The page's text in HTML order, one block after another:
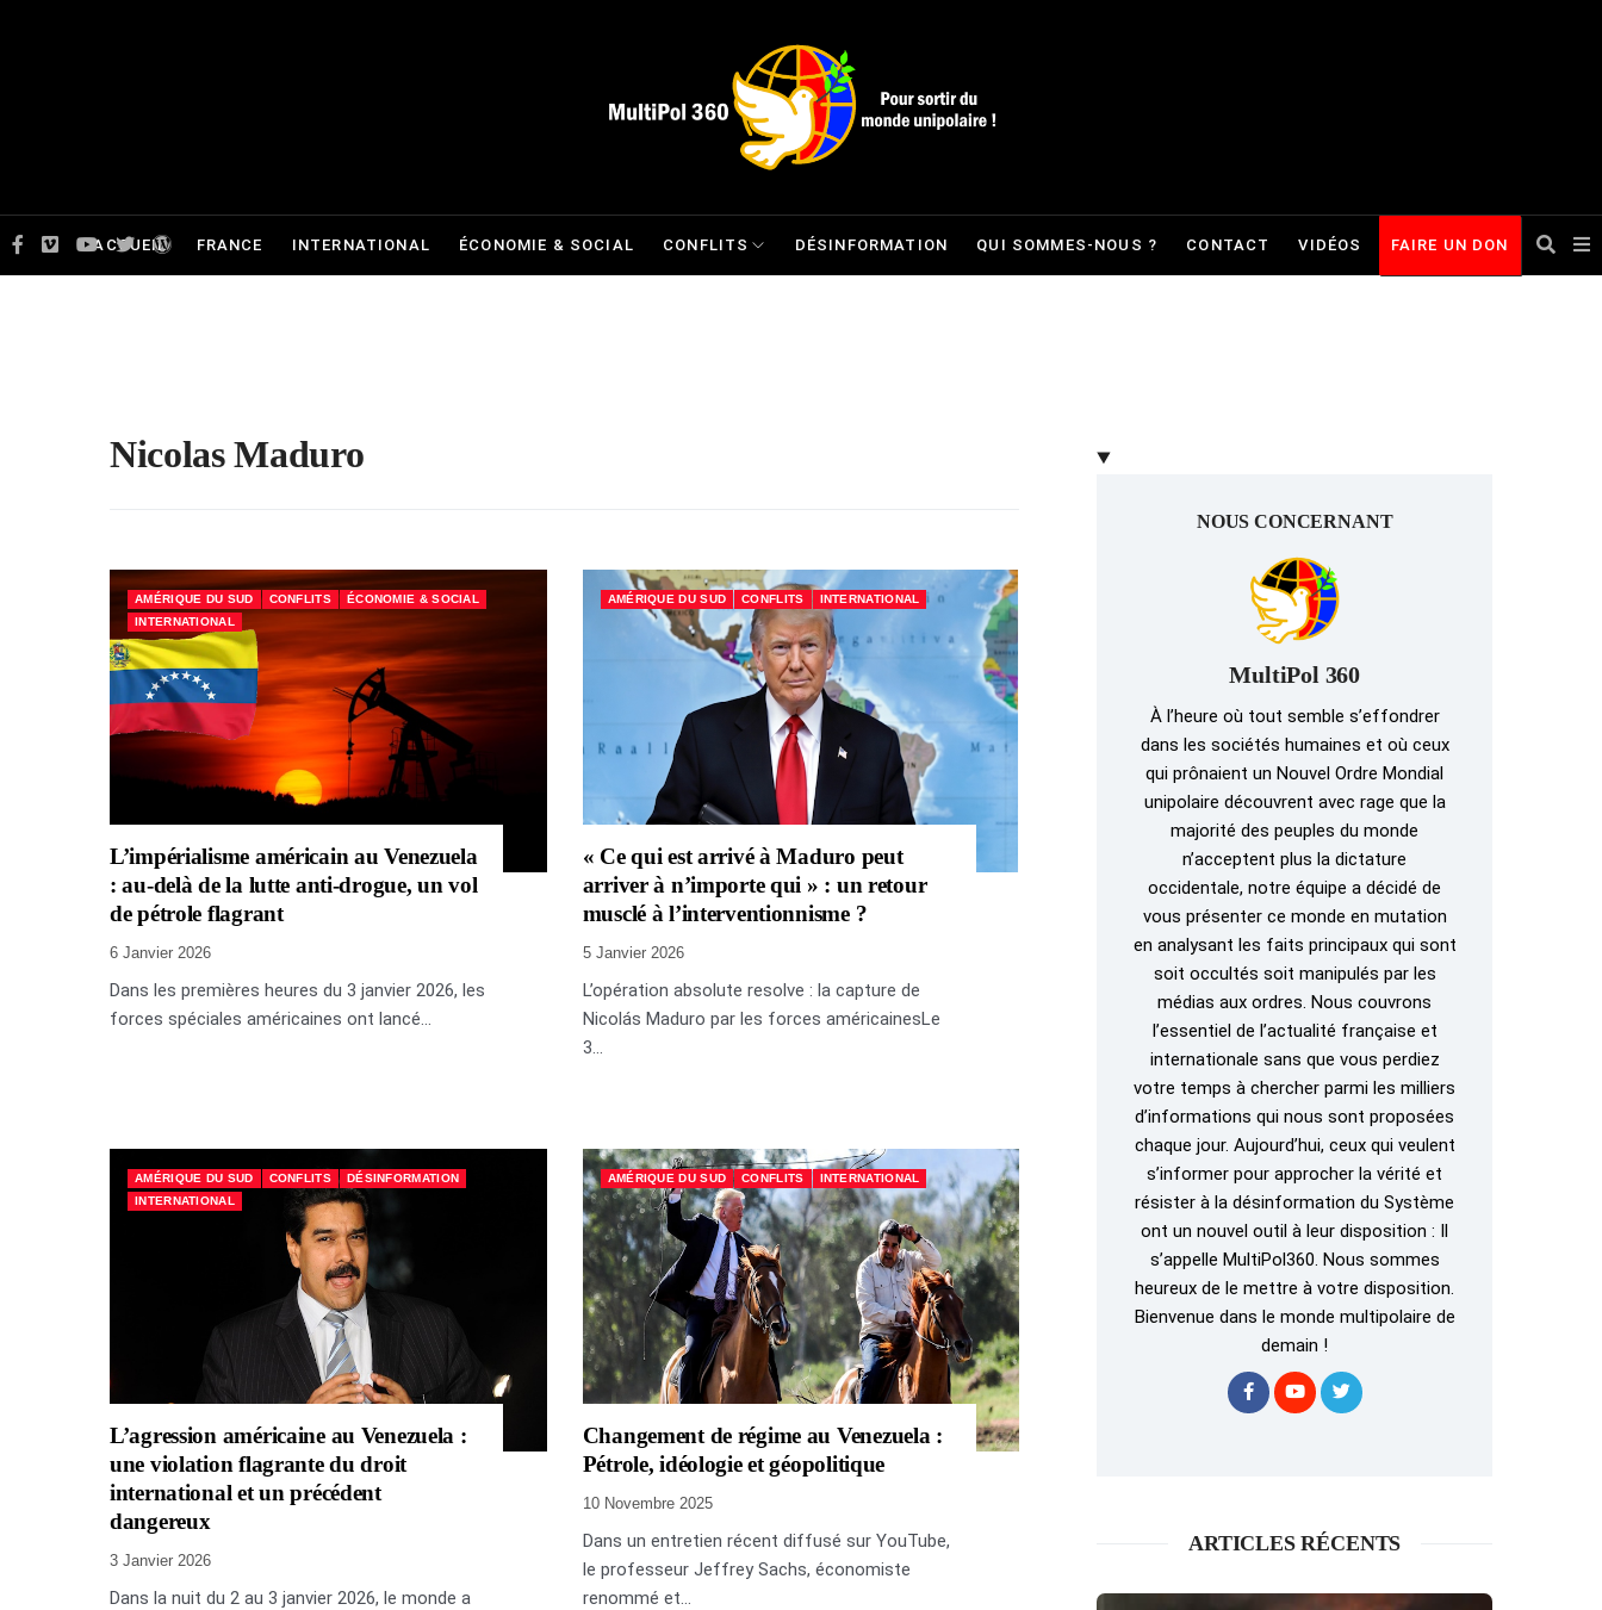
ACCUEIL FRANCE INTERNATIONAL ÉCONOMIE & SOCIAL CONFLITS DÉSINFORMATION QUI SOMMES-NOUS ? CONTACT VIDÉOS FAIRE UN DON
Nicolas Maduro
AMÉRIQUE DU SUD CONFLITS
ÉCONOMIE & SOCIAL
INTERNATIONAL
L’impérialisme américain au Venezuela
: au-delà de la lutte anti-drogue, un vol
de pétrole flagrant
6 Janvier 2026
Dans les premières heures du 3 janvier 2026, les
forces spéciales américaines ont lancé...
AMÉRIQUE DU SUD CONFLITS INTERNATIONAL
« Ce qui est arrivé à Maduro peut
arriver à n’importe qui » : un retour
musclé à l’interventionnisme ?
5 Janvier 2026
L’opération absolute resolve : la capture de
Nicolás Maduro par les forces américainesLe
3...
AMÉRIQUE DU SUD CONFLITS
DÉSINFORMATION
INTERNATIONAL
L’agression américaine au Venezuela :
une violation flagrante du droit
international et un précédent
dangereux
3 Janvier 2026
Dans la nuit du 2 au 3 janvier 2026, le monde a
AMÉRIQUE DU SUD CONFLITS INTERNATIONAL
Changement de régime au Venezuela :
Pétrole, idéologie et géopolitique
10 Novembre 2025
Dans un entretien récent diffusé sur YouTube,
le professeur Jeffrey Sachs, économiste
renommé et...
NOUS CONCERNANT
MultiPol 360
À l’heure où tout semble s’effondrer
dans les sociétés humaines et où ceux
qui prônaient un Nouvel Ordre Mondial
unipolaire découvrent avec rage que la
majorité des peuples du monde
n’acceptent plus la dictature
occidentale, notre équipe a décidé de
vous présenter ce monde en mutation
en analysant les faits principaux qui sont
soit occultés soit manipulés par les
médias aux ordres. Nous couvrons
l’essentiel de l’actualité française et
internationale sans que vous perdiez
votre temps à chercher parmi les milliers
d’informations qui nous sont proposées
chaque jour. Aujourd’hui, ceux qui veulent
s’informer pour approcher la vérité et
résister à la désinformation du Système
ont un nouvel outil à leur disposition : Il
s’appelle MultiPol360. Nous sommes
heureux de le mettre à votre disposition.
Bienvenue dans le monde multipolaire de
demain !
ARTICLES RÉCENTS